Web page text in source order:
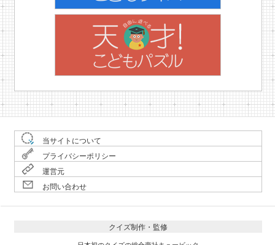
当サイトについて
プライバシーポリシー
運営元
お問い合わせ
クイズ制作・監修